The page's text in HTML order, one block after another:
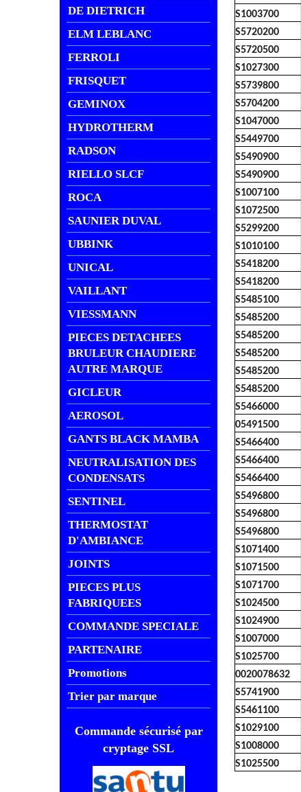
DE DIETRICH
ELM LEBLANC
FERROLI
FRISQUET
GEMINOX
HYDROTHERM
RADSON
RIELLO SLCF
ROCA
SAUNIER DUVAL
UBBINK
UNICAL
VAILLANT
VIESSMANN
PIECES DETACHEES
BRULEUR CHAUDIERE
AUTRE MARQUE
GICLEUR
AEROSOL
GANTS BLACK MAMBA
NEUTRALISATION DES
CONDENSATS
SENTINEL
THERMOSTAT
D'AMBIANCE
JOINTS
PIECES PLUS
FABRIQUEES
COMMANDE SPECIALE
PARTENAIRE
Promotions
Trier par marque
Commande sécurisé par
cryptage SSL
S1003700
S5720200
S5720500
S1027300
S5739800
S5704200
S1047000
S5449700
S5490900
S5490900
S1007100
S1072500
S5299200
S1010100
S5418200
S5418200
S5485100
S5485200
S5485200
S5485200
S5485200
S5485200
S5466000
05491500
S5466400
S5466400
S5466400
S5496800
S5496800
S5496800
S1071400
S1071500
S1071700
S1024500
S1024900
S1007000
S1025700
0020078632
S5741900
S5461100
S1029100
S1008000
S1025500